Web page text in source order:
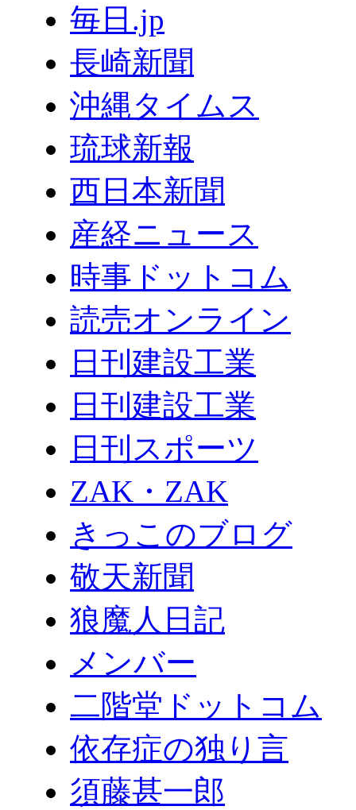
毎日.jp
長崎新聞
沖縄タイムス
琉球新報
西日本新聞
産経ニュース
時事ドットコム
読売オンライン
日刊建設工業
日刊建設工業
日刊スポーツ
ZAK・ZAK
きっこのブログ
敬天新聞
狼魔人日記
メンバー
二階堂ドットコム
依存症の独り言
須藤甚一郎